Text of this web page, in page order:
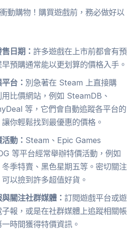
動購物！購買遊戲前，務必做好以
售日期：許多遊戲在上市前都會有預
預購通常能以更划算的價格入手。
台： 別急著在 Steam 上直接購
用比價網站，例如 SteamDB、
等，它們會自動追蹤各平台的
你輕鬆找到最優惠的價格。
動： Steam、Epic Games
等平台經常舉辦特價活動，例如
季特賣、黑色星期五等。密切關注
以撿到許多超值好貨。
關注社群媒體：訂閱遊戲平台或遊
報，或是在社群媒體上追蹤相關帳
時間獲得特價資訊。